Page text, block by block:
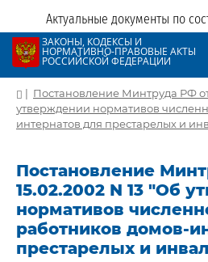
Актуальные документы по
ЗАКОНЫ, КОДЕКСЫ И
НОРМАТИВНО-ПРАВОВЫЕ АКТЫ
РОССИЙСКОЙ ФЕДЕРАЦИИ
| Постановление Минтруда РФ от
утверждении нормативов
интернатов для престарелых и
Постановление
15.02.2002 N 13 "Об
нормативов
работников домов-
престарелых и